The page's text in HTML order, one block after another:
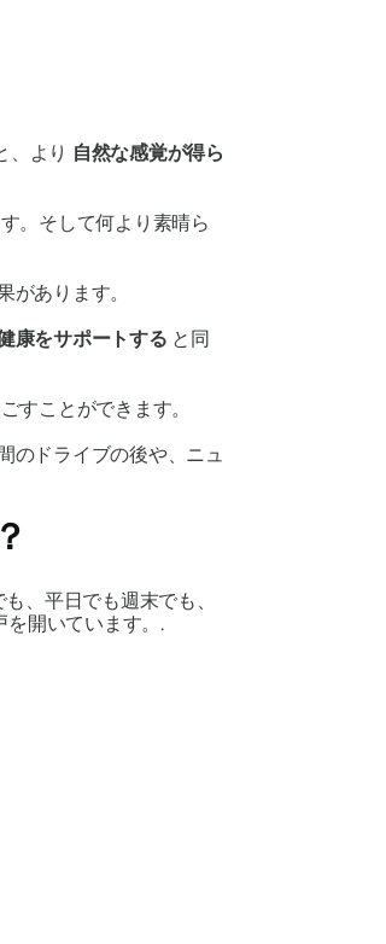
、より 自然な感覚が得ら
。そして何より素晴ら
あります。
康をサポートする と同
すことができます。
のドライブの後や、ニュ
、平日でも週末でも、
開いています。.